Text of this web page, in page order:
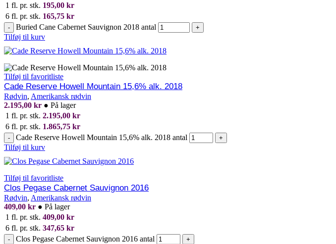
1 fl. pr. stk. 195,00 kr
6 fl. pr. stk. 165,75 kr
- Buried Cane Cabernet Sauvignon 2018 antal +
Tilføj til kurv
Tilføj til favoritliste
Cade Reserve Howell Mountain 15,6% alk. 2018
Rødvin, Amerikansk rødvin
2.195,00 kr ● På lager
1 fl. pr. stk. 2.195,00 kr
6 fl. pr. stk. 1.865,75 kr
- Cade Reserve Howell Mountain 15,6% alk. 2018 antal +
Tilføj til kurv
Tilføj til favoritliste
Clos Pegase Cabernet Sauvignon 2016
Rødvin, Amerikansk rødvin
409,00 kr ● På lager
1 fl. pr. stk. 409,00 kr
6 fl. pr. stk. 347,65 kr
- Clos Pegase Cabernet Sauvignon 2016 antal +